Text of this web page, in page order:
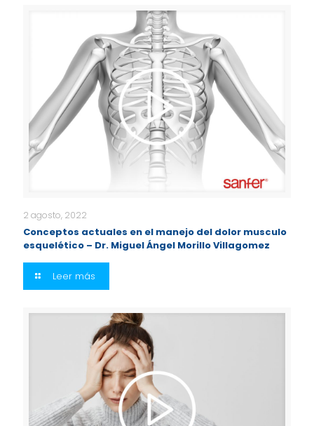
2 agosto, 2022
Conceptos actuales en el manejo del dolor musculo
esquelético – Dr. Miguel Ángel Morillo Villagomez
Leer más